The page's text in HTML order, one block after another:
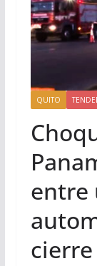
QUITO
entre